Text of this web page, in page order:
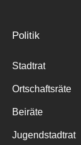
Politik
Stadtrat
Ortschaftsräte
Beiräte
Jugendstadtrat